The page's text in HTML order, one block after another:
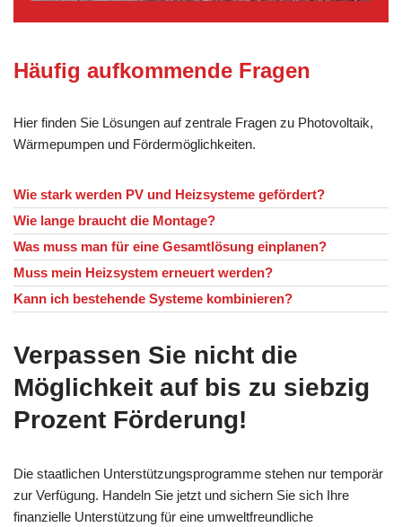
Häufig aufkommende Fragen
Hier finden Sie Lösungen auf zentrale Fragen zu Photovoltaik,
Wärmepumpen und Fördermöglichkeiten.
Wie stark werden PV und Heizsysteme gefördert?
Wie lange braucht die Montage?
Was muss man für eine Gesamtlösung einplanen?
Muss mein Heizsystem erneuert werden?
Kann ich bestehende Systeme kombinieren?
Verpassen Sie nicht die
Möglichkeit auf bis zu siebzig
Prozent Förderung!
Die staatlichen Unterstützungsprogramme stehen nur temporär
zur Verfügung. Handeln Sie jetzt und sichern Sie sich Ihre
finanzielle Unterstützung für eine umweltfreundliche